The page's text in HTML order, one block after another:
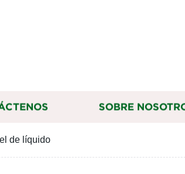
SOBRE
de líquido